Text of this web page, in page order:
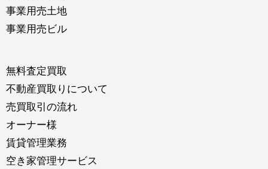
事業用売土地
事業用売ビル
無料査定買取
不動産買取りについて
売買取引の流れ
オーナー様
賃貸管理業務
空き家管理サービス